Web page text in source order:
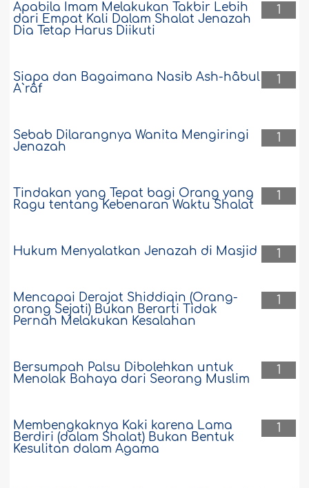
1
Apabila Imam Melakukan Takbir Lebih
dari Empat Kali Dalam Shalat Jenazah
Dia Tetap Harus Diikuti
1
Siapa dan Bagaimana Nasib Ash-hâbul
A`râf
1
Sebab Dilarangnya Wanita Mengiringi
Jenazah
1
Tindakan yang Tepat bagi Orang yang
Ragu tentang Kebenaran Waktu Shalat
1
Hukum Menyalatkan Jenazah di Masjid
1
Mencapai Derajat Shiddiqin (Orang-
orang Sejati) Bukan Berarti Tidak
Pernah Melakukan Kesalahan
1
Bersumpah Palsu Dibolehkan untuk
Menolak Bahaya dari Seorang Muslim
1
Membengkaknya Kaki karena Lama
Berdiri (dalam Shalat) Bukan Bentuk
Kesulitan dalam Agama